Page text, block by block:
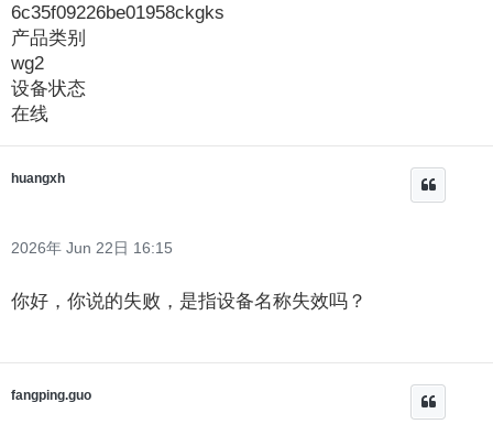
6c35f09226be01958ckgks
产品类别
wg2
设备状态
在线
huangxh
2026年 Jun 22日 16:15
你好，你说的失败，是指设备名称失效吗？
fangping.guo